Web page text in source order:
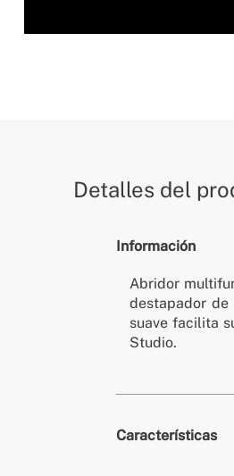
Detalles del
Información
Abridor
destapador
suave facilita
Studio.
Características